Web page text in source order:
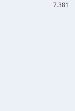
7.381